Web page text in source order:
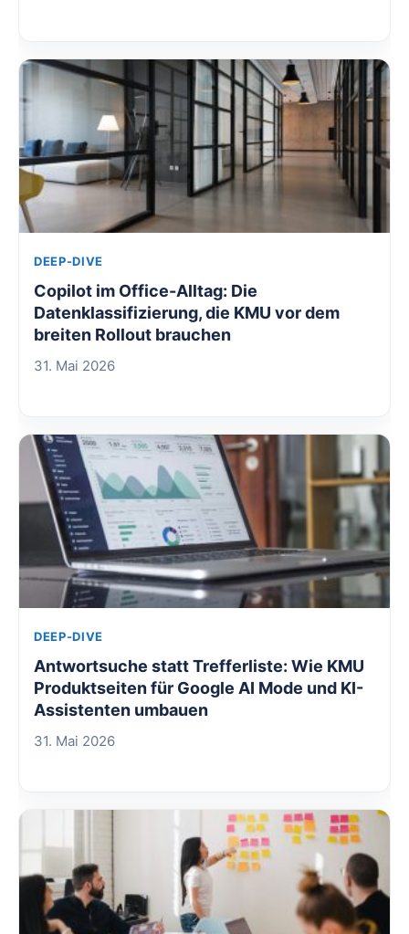
DEEP-DIVE
Copilot im Office-Alltag: Die
Datenklassifizierung, die KMU vor dem
breiten Rollout brauchen
31. Mai 2026
DEEP-DIVE
Antwortsuche statt Trefferliste: Wie KMU
Produktseiten für Google AI Mode und KI-
Assistenten umbauen
31. Mai 2026